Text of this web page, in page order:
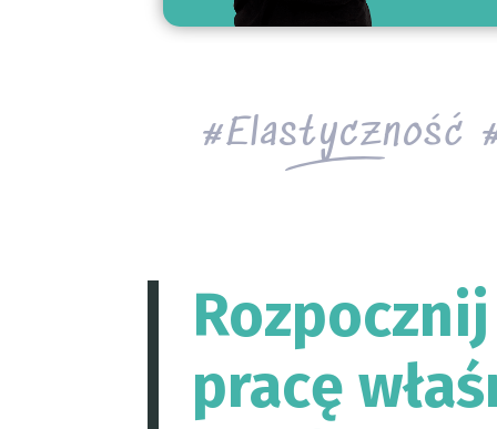
Elastyczność
pracę